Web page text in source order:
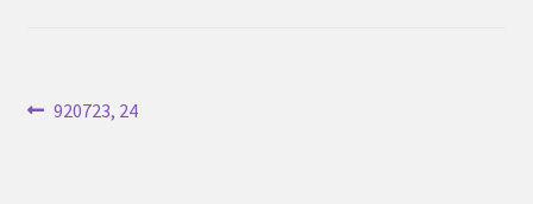
Inläggsnavigering
Föregående
920723, 24